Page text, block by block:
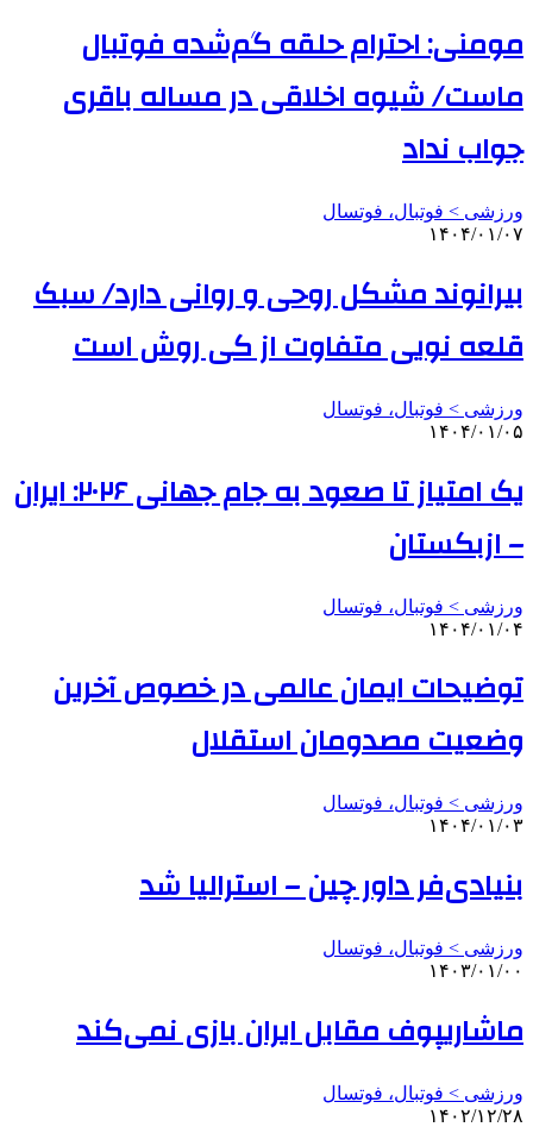
مومنی: احترام حلقه گم‌شده فوتبال
ماست/ شیوه اخلاقی در مساله باقری
جواب نداد
ورزشی > فوتبال، فوتسال
۱۴۰۴/۰۱/۰۷
بیرانوند مشکل روحی و روانی دارد/ سبک
قلعه نویی متفاوت از کی روش است
ورزشی > فوتبال، فوتسال
۱۴۰۴/۰۱/۰۵
یک امتیاز تا صعود به جام جهانی ۲۰۲۶: ایران
– ازبکستان
ورزشی > فوتبال، فوتسال
۱۴۰۴/۰۱/۰۴
توضیحات ایمان عالمی در خصوص آخرین
وضعیت مصدومان استقلال
ورزشی > فوتبال، فوتسال
۱۴۰۴/۰۱/۰۳
بنیادی‌فر داور چین – استرالیا شد
ورزشی > فوتبال، فوتسال
۱۴۰۳/۰۱/۰۰
ماشاریپوف مقابل ایران بازی نمی‌کند
ورزشی > فوتبال، فوتسال
۱۴۰۲/۱۲/۲۸